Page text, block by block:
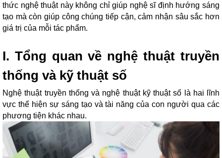
thức nghệ thuật này không chỉ giúp nghệ sĩ định hướng sáng
tạo mà còn giúp công chúng tiếp cận, cảm nhận sâu sắc hơn
giá trị của mỗi tác phẩm.
I. Tổng quan về nghệ thuật truyền
thống và kỹ thuật số
Nghệ thuật truyền thống và nghệ thuật kỹ thuật số là hai lĩnh
vực thể hiện sự sáng tạo và tài năng của con người qua các
phương tiện khác nhau.